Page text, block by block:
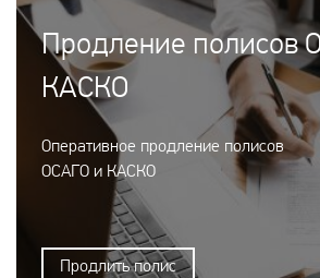
Продление полисов
КАСКО
Оперативное продление полисов
ОСАГО и КАСКО
Продлить полис